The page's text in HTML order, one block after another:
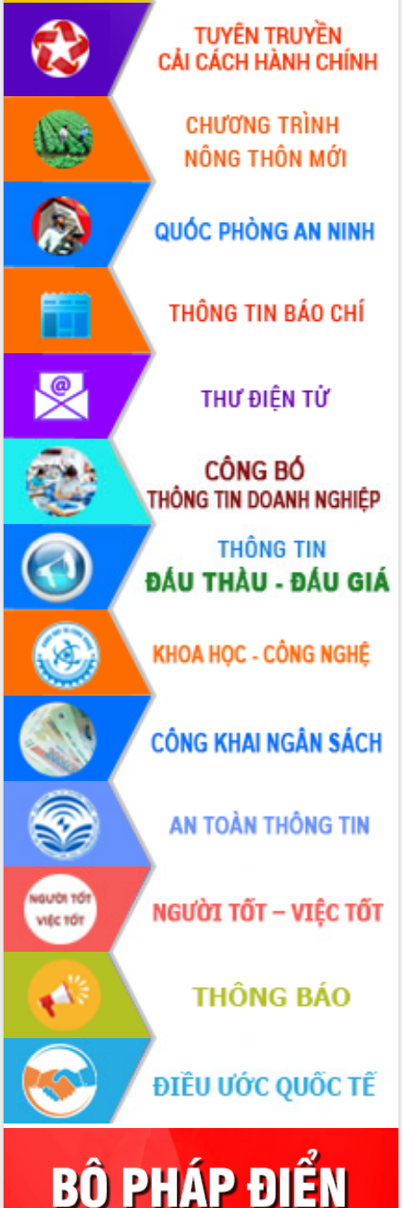
với Tập đoàn Bưu chính Viễn thông
Việt Nam
Thứ trưởng Bộ Y tế làm việc với tỉnh
Đắk Lắk về phát triển nhân lực y tế
cho trạm y tế cấp xã
Du lịch Đắk Lắk nâng tầm trải nghiệm
du khách thông qua Hệ thống cơ sở dữ
liệu và Bản đồ số
Tập huấn ứng dụng trí tuệ nhân tạo (AI)
trong thương mại điện tử năm 2026
Đoàn đại biểu Quốc hội tỉnh Đắk Lắk
trao đổi thông tin trước Kỳ họp thứ
nhất, Quốc hội khóa XVI
Quyết liệt cải cách hành chính, khơi
thông nguồn lực phát triển
Nâng cao hiệu lực, hiệu quả HĐND
tỉnh thông qua hiện đại hóa hành chính
Xã Ea Phê gắn cải cách hành chính với
chuyển đổi số
Phó Chủ tịch Thường trực UBND tỉnh
Hồ Thị Nguyên Thảo làm việc tại Trung
tâm Phục vụ hành chính công xã Ea
Phê
Xây dựng nền hành chính số đồng
hành cùng nông dân dân, doanh nghiệp
Giai đoạn 2026-2030, Đắk Lắk phấn
đấu có 77% xã đạt chuẩn nông thôn
mới
Chuyển đổi số 'mở đường' cho nông
nghiệp Đắk Lắk tăng trưởng bứt phá
Triển khai đồng bộ đo đạc, lập hồ sơ
địa chính, hoàn thiện cơ sở dữ liệu đất
Ứng dụng sinh trắc học - Bước tiến
trong hành trình chuyển đổi số tại Đắk
Lắk
Đắk Lắk nâng cao hiệu quả công tác
Đảng từ Sổ tay đảng viên điện tử
Đắk Lắk đẩy mạnh nuôi biển công
nghệ, hướng tới phát triển thủy sản
bền vững
Tập huấn nâng cao năng lực triển khai
chuyển đổi số cho cán bộ, công chức
cấp xã
Đắk Lắk phát động hưởng ứng Ngày
Quyền của người tiêu dùng Việt Nam
2026
Đẩy mạnh cải cách hành chính, quyết
tâm đạt được mục tiêu tăng trưởng
hai con số trong năm 2026
Tổ chức trang trọng Lễ hội Đền thờ
Lương Văn Chánh năm 2026
Phó Bí thư Tỉnh ủy Đắk Lắk Đỗ Hữu
Huy giữ chức Bí thư Đảng ủy Ủy Ban
Nhân dân tỉnh
Bệnh án điện tử thúc đẩy chuyển đổi
số y tế tại Đắk Lắk
không gian tri thức trong thời đại số
Đánh giá, rút kinh nghiệm công tác tổ
chức diễn tập trước ngày bầu cử